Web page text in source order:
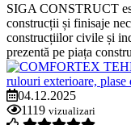
SIGA CONSTRUCT
construcții și finisaje
construcțiilor civile și
prezentă pe piața
04.12.2025
1119 vizualizari